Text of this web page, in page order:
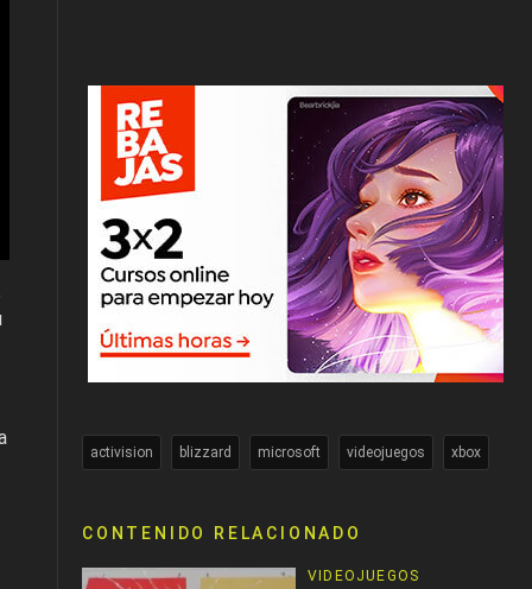
activision blizzard microsoft videojuegos xbox
CONTENIDO RELACIONADO
VIDEOJUEGOS